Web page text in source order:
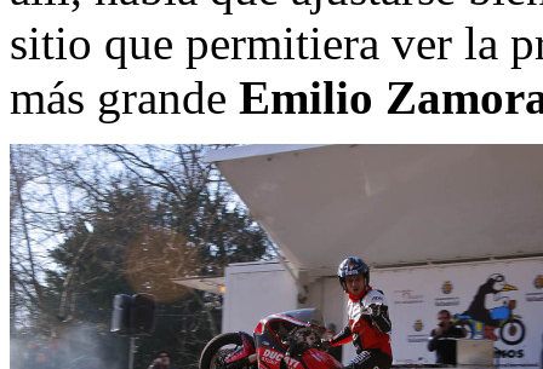
sitio que permitiera ver la
más grande Emilio